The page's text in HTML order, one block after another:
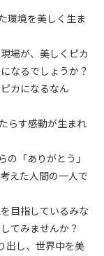
環境を美しく生ま
場が、美しくピカ
なるでしょうか？
カになるなん
らす感動が生まれ
「ありがとう」
えた人間の一人で
目指しているみな
てみませんか？
出し、世界中を美